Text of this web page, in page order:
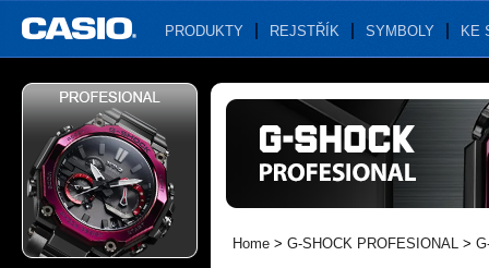
PRODUKTY REJSTŘÍK SYMBOLY KE
Home > G-SHOCK PROFESIONAL >